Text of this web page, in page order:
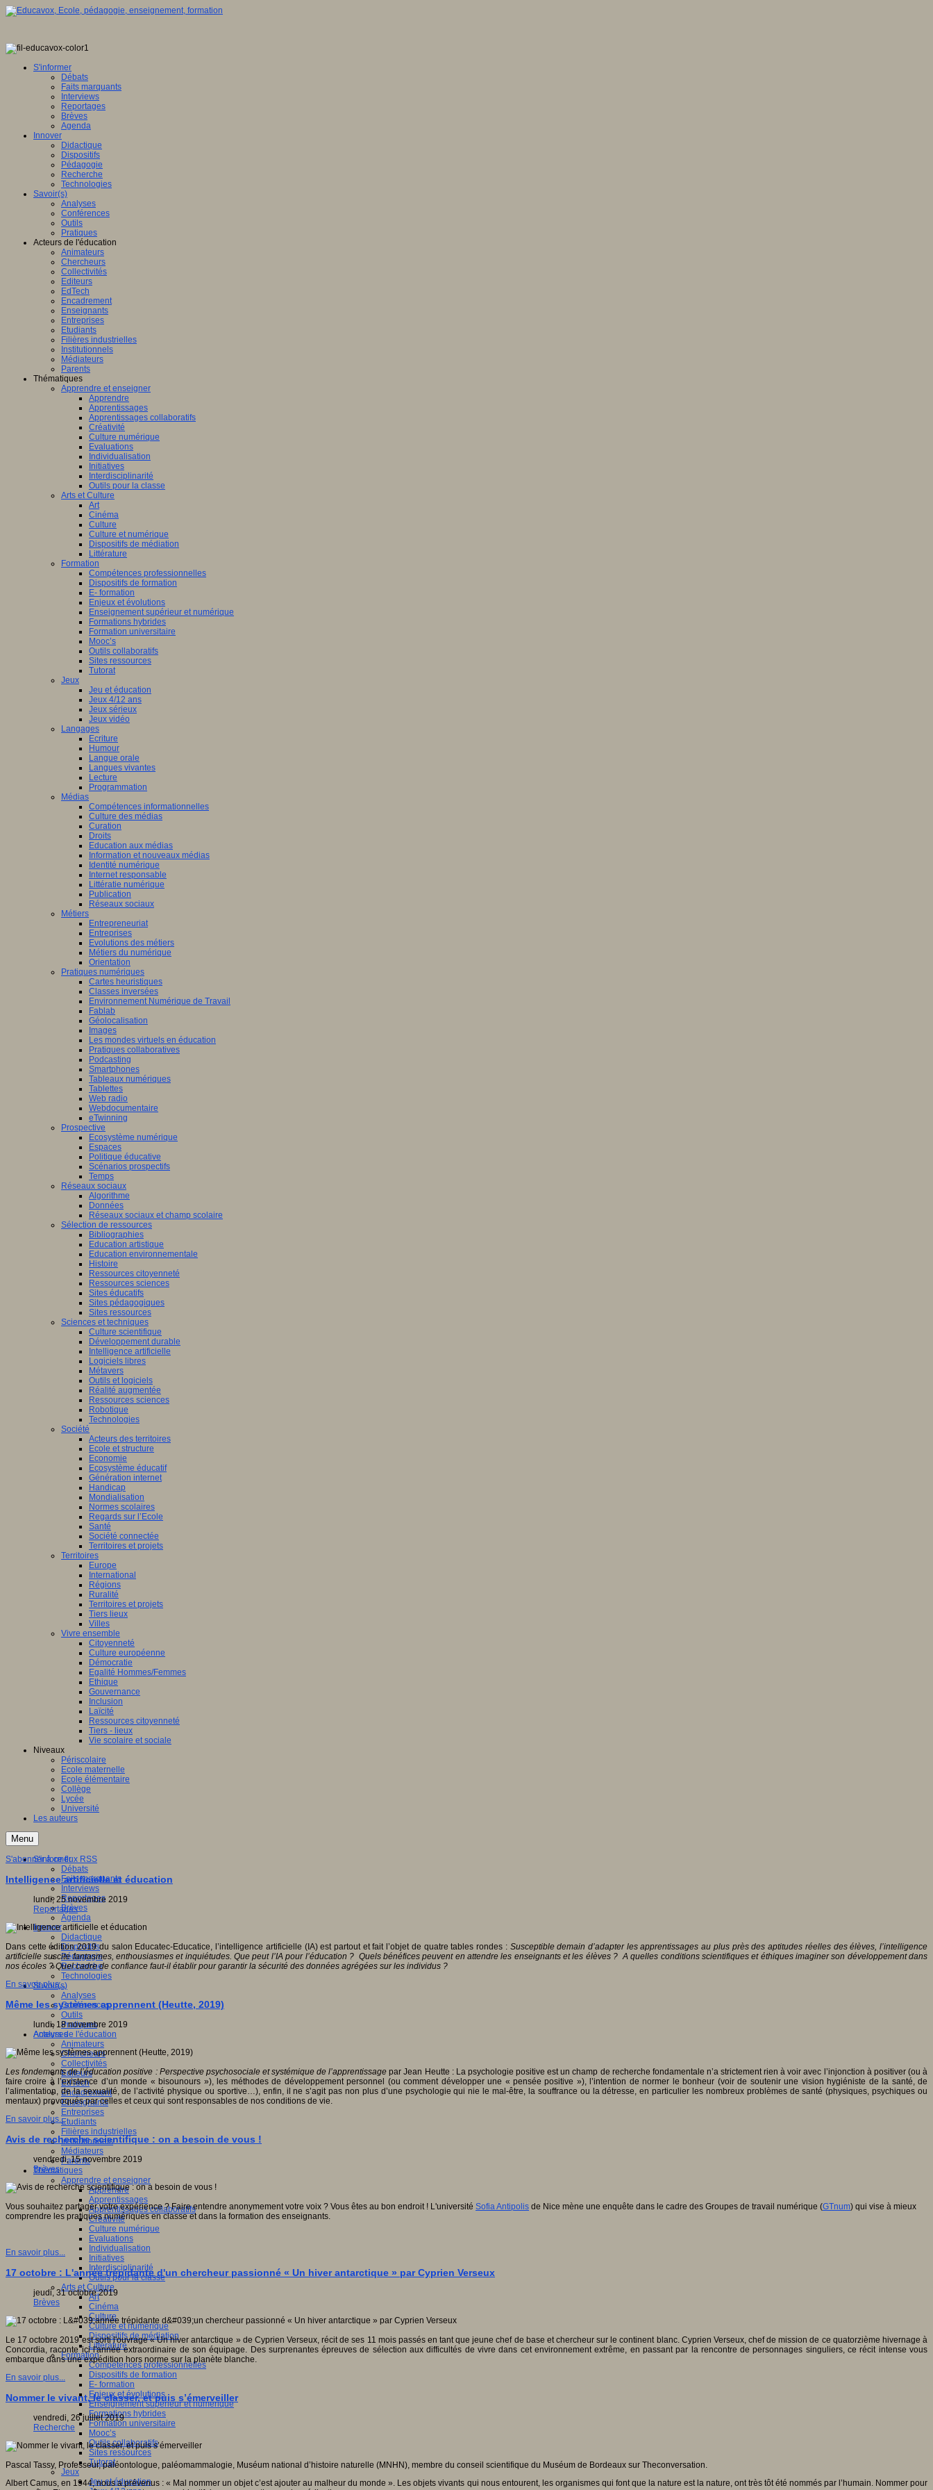
S'informer
Débats
Faits marquants
Interviews
Reportages
Brèves
Agenda
Innover
Didactique
Dispositifs
Pédagogie
Recherche
Technologies
Savoir(s)
Analyses
Conférences
Outils
Pratiques
Acteurs de l'éducation
Animateurs
Chercheurs
Collectivités
Editeurs
EdTech
Encadrement
Enseignants
Entreprises
Etudiants
Filières industrielles
Institutionnels
Médiateurs
Parents
Thématiques
Apprendre et enseigner
Apprendre
Apprentissages
Apprentissages collaboratifs
Créativité
Culture numérique
Evaluations
Individualisation
Initiatives
Interdisciplinarité
Outils pour la classe
Arts et Culture
Art
Cinéma
Culture
Culture et numérique
Dispositifs de médiation
Littérature
Formation
Compétences professionnelles
Dispositifs de formation
E- formation
Enjeux et évolutions
Enseignement supérieur et numérique
Formations hybrides
Formation universitaire
Mooc’s
Outils collaboratifs
Sites ressources
Tutorat
Jeux
Jeu et éducation
Jeux 4/12 ans
Jeux sérieux
Jeux vidéo
Langages
Ecriture
Humour
Langue orale
Langues vivantes
Lecture
Programmation
Médias
Compétences informationnelles
Culture des médias
Curation
Droits
Education aux médias
Information et nouveaux médias
Identité numérique
Internet responsable
Littératie numérique
Publication
Réseaux sociaux
Métiers
Entrepreneuriat
Entreprises
Evolutions des métiers
Métiers du numérique
Orientation
Pratiques numériques
Cartes heuristiques
Classes inversées
Environnement Numérique de Travail
Fablab
Géolocalisation
Images
Les mondes virtuels en éducation
Pratiques collaboratives
Podcasting
Smartphones
Tableaux numériques
Tablettes
Web radio
Webdocumentaire
eTwinning
Prospective
Ecosystème numérique
Espaces
Politique éducative
Scénarios prospectifs
Temps
Réseaux sociaux
Algorithme
Données
Réseaux sociaux et champ scolaire
Sélection de ressources
Bibliographies
Education artistique
Education environnementale
Histoire
Ressources citoyenneté
Ressources sciences
Sites éducatifs
Sites pédagogiques
Sites ressources
Sciences et techniques
Culture scientifique
Développement durable
Intelligence artificielle
Logiciels libres
Métavers
Outils et logiciels
Réalité augmentée
Ressources sciences
Robotique
Technologies
Société
Acteurs des territoires
Ecole et structure
Economie
Ecosystème éducatif
Génération internet
Handicap
Mondialisation
Normes scolaires
Regards sur l’Ecole
Santé
Société connectée
Territoires et projets
Territoires
Europe
International
Régions
Ruralité
Territoires et projets
Tiers lieux
Villes
Vivre ensemble
Citoyenneté
Culture européenne
Démocratie
Egalité Hommes/Femmes
Ethique
Gouvernance
Inclusion
Laïcité
Ressources citoyenneté
Tiers - lieux
Vie scolaire et sociale
Niveaux
Périscolaire
Ecole maternelle
Ecole élémentaire
Collège
Lycée
Université
Les auteurs
Menu
S'informer
Débats
Faits marquants
Interviews
Reportages
Brèves
Agenda
Innover
Didactique
Dispositifs
Pédagogie
Recherche
Technologies
Savoir(s)
Analyses
Conférences
Outils
Pratiques
Acteurs de l'éducation
Animateurs
Chercheurs
Collectivités
Editeurs
EdTech
Encadrement
Enseignants
Entreprises
Etudiants
Filières industrielles
Institutionnels
Médiateurs
Parents
Thématiques
Apprendre et enseigner
Apprendre
Apprentissages
Apprentissages collaboratifs
Créativité
Culture numérique
Evaluations
Individualisation
Initiatives
Interdisciplinarité
Outils pour la classe
Arts et Culture
Art
Cinéma
Culture
Culture et numérique
Dispositifs de médiation
Littérature
Formation
Compétences professionnelles
Dispositifs de formation
E- formation
Enjeux et évolutions
Enseignement supérieur et numérique
Formations hybrides
Formation universitaire
Mooc’s
Outils collaboratifs
Sites ressources
Tutorat
Jeux
Jeu et éducation
S'abonner à ce flux RSS
Intelligence artificielle et éducation
lundi, 25 novembre 2019
Reportages
Dans cette édition 2019 du salon Educatec-Educatice, l’intelligence artificielle (IA) est partout et fait l’objet de quatre tables rondes : Susceptible demain d’adapter les apprentissages au plus près des aptitudes réelles des élèves, l’intelligence
artificielle suscite fantasmes, enthousiasmes et inquiétudes. Que peut l’IA pour l’éducation ? Quels bénéfices peuvent en attendre les enseignants et les élèves ? A quelles conditions scientifiques et éthiques imaginer son développement dans
nos écoles ? Quel cadre de confiance faut-il établir pour garantir la sécurité des données agrégées sur les individus ?
En savoir plus...
Même les systèmes apprennent (Heutte, 2019)
lundi, 18 novembre 2019
Analyses
Les fondements de l’éducation positive : Perspective psychosociale et systémique de l’apprentissage par Jean Heutte : La psychologie positive est un champ de recherche fondamentale n’a strictement rien à voir avec l’injonction à positiver (ou à
faire croire à l’existence d’un monde « bisounours »), les méthodes de développement personnel (ou comment développer une « pensée positive »), l’intention de normer le bonheur (voir de soutenir une vision hygiéniste de la santé, de
l’alimentation, de la sexualité, de l’activité physique ou sportive…), enfin, il ne s’agit pas non plus d’une psychologie qui nie le mal-être, la souffrance ou la détresse, en particulier les nombreux problèmes de santé (physiques, psychiques ou
mentaux) provoqués par celles et ceux qui sont responsables de nos conditions de vie.
En savoir plus...
Avis de recherche scientifique : on a besoin de vous !
vendredi, 15 novembre 2019
Brèves
Vous souhaitez partager votre expérience ? Faire entendre anonymement votre voix ? Vous êtes au bon endroit ! L'université Sofia Antipolis de Nice mène une enquête dans le cadre des Groupes de travail numérique (GTnum) qui vise à mieux
comprendre les pratiques numériques en classe et dans la formation des enseignants.
En savoir plus...
17 octobre : L'année trépidante d'un chercheur passionné « Un hiver antarctique » par Cyprien Verseux
jeudi, 31 octobre 2019
Brèves
Le 17 octobre 2019 est sorti l'ouvrage « Un hiver antarctique » de Cyprien Verseux, récit de ses 11 mois passés en tant que jeune chef de base et chercheur sur le continent blanc. Cyprien Verseux, chef de mission de ce quatorzième hivernage à
Concordia, raconte ici l'année extraordinaire de son équipage. Des surprenantes épreuves de sélection aux difficultés de vivre dans cet environnement extrême, en passant par la rencontre de personnages singuliers, ce récit intense vous
embarque dans une expédition hors norme sur la planète blanche.
En savoir plus...
Nommer le vivant, le classer, et puis s’émerveiller
vendredi, 26 juillet 2019
Recherche
Pascal Tassy, Professeur, paléontologue, paléomammalogie, Muséum national d’histoire naturelle (MNHN), membre du conseil scientifique du Muséum de Bordeaux sur Theconversation.
Albert Camus, en 1944, nous a prévenus : « Mal nommer un objet c’est ajouter au malheur du monde ». Les objets vivants qui nous entourent, les organismes qui font que la nature est la nature, ont très tôt été nommés par l’humain. Nommer pour